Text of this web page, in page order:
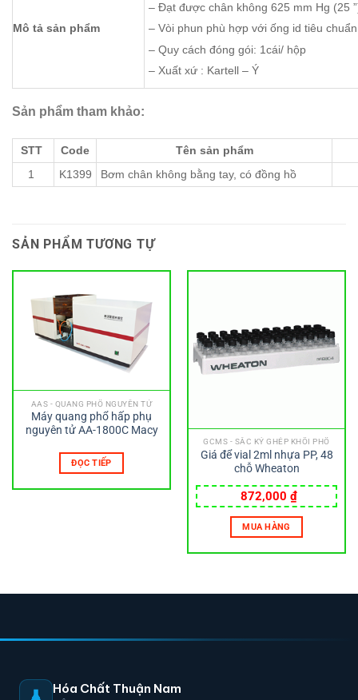
Mô tả sản phẩm
– Đạt được chân không 625 mm Hg (25
– Vòi phun phù hợp với ống id tiêu
– Quy cách đóng gói: 1cái/ hộp
– Xuất xứ : Kartell – Ý
Sản phẩm tham khảo:
STT Code
Tên sản phẩm
1
K1399 Bơm chân không bằng tay, có đồng hồ
SẢN PHẨM TƯƠNG TỰ
AAS - QUANG PHỔ NGUYÊN TỬ
Máy quang phổ hấp phụ
nguyên tử AA-1800C Macy
ĐỌC TIẾP
GCMS - SẮC KÝ GHÉP KHỐI PHỔ
Giá để vial 2ml nhựa PP, 48
chỗ Wheaton
872,000 ₫
MUA HÀNG
Hóa Chất Thuận Nam